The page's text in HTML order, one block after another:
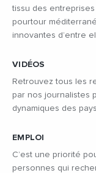
tissu des entreprises
pourtour
innovantes d’entre
VIDÉOS
Retrouvez tous les
par nos journalistes
dynamiques des
EMPLOI
C’est une priorité
personnes qui